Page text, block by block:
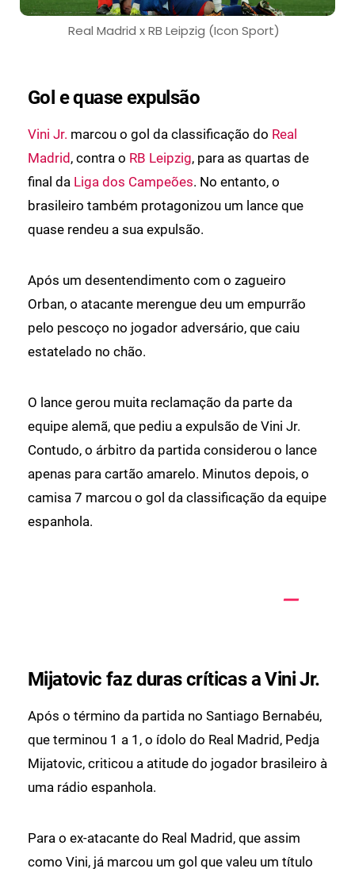
Real Madrid x RB Leipzig (Icon Sport)
Gol e quase expulsão
Vini Jr. marcou o gol da classificação do Real
Madrid , contra o RB Leipzig, para as quartas de
final da Liga dos Campeões. No entanto, o
brasileiro também protagonizou um lance que
quase rendeu a sua expulsão.
Após um desentendimento com o zagueiro
Orban, o atacante merengue deu um empurrão
pelo pescoço no jogador adversário, que caiu
estatelado no chão.
O lance gerou muita reclamação da parte da
equipe alemã, que pediu a expulsão de Vini Jr.
Contudo, o árbitro da partida considerou o lance
apenas para cartão amarelo. Minutos depois, o
camisa 7 marcou o gol da classificação da equipe
espanhola.
Mijatovic faz duras críticas a Vini Jr.
Após o término da partida no Santiago Bernabéu,
que terminou 1 a 1, o ídolo do Real Madrid, Pedja
Mijatovic, criticou a atitude do jogador brasileiro à
uma rádio espanhola.
Para o ex-atacante do Real Madrid, que assim
como Vini, já marcou um gol que valeu um título